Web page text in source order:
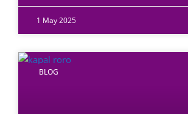
1 May 2025
BLOG